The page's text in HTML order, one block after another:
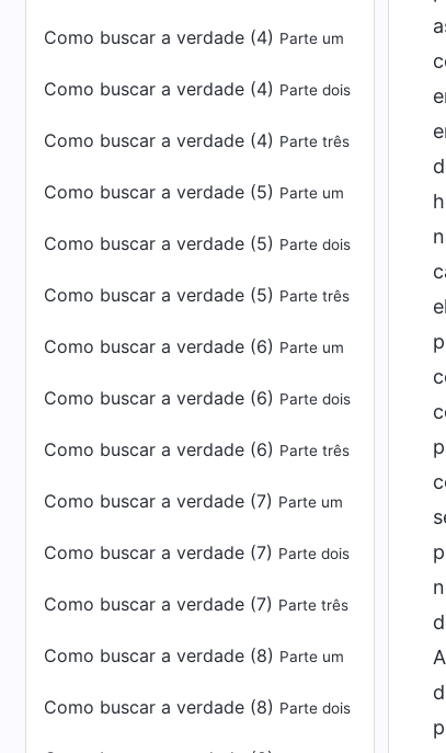
Como buscar a verdade (4) Parte um
Como buscar a verdade (4) Parte dois
Como buscar a verdade (4) Parte três
Como buscar a verdade (5) Parte um
Como buscar a verdade (5) Parte dois
Como buscar a verdade (5) Parte três
Como buscar a verdade (6) Parte um
Como buscar a verdade (6) Parte dois
Como buscar a verdade (6) Parte três
Como buscar a verdade (7) Parte um
Como buscar a verdade (7) Parte dois
Como buscar a verdade (7) Parte três
Como buscar a verdade (8) Parte um
Como buscar a verdade (8) Parte dois